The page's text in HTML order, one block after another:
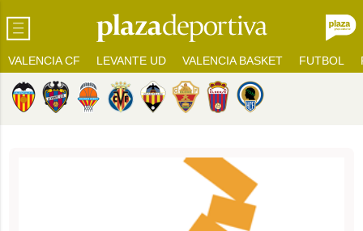
VALENCIA CF LEVANTE UD VALENCIA BASKET FUTBOL